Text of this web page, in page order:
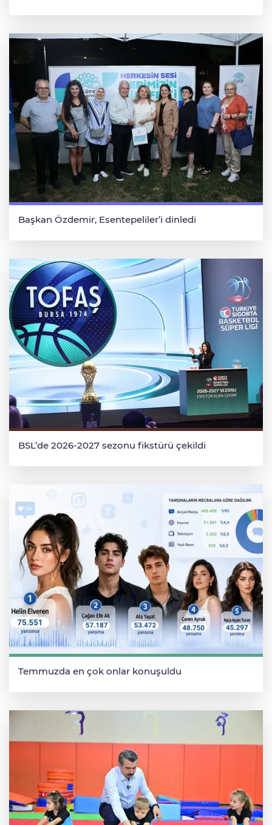
Başkan Özdemir, Esentepeliler’i dinledi
BSL’de 2026-2027 sezonu fikstürü çekildi
Temmuzda en çok onlar konuşuldu